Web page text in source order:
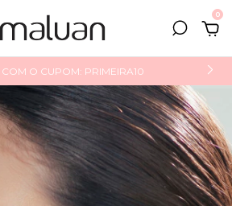
0
COM O CUPOM: PRIMEIRA10